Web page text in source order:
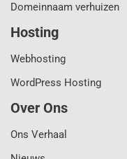
Domeinnaam verhuizen
Hosting
Webhosting
WordPress Hosting
Over Ons
Ons Verhaal